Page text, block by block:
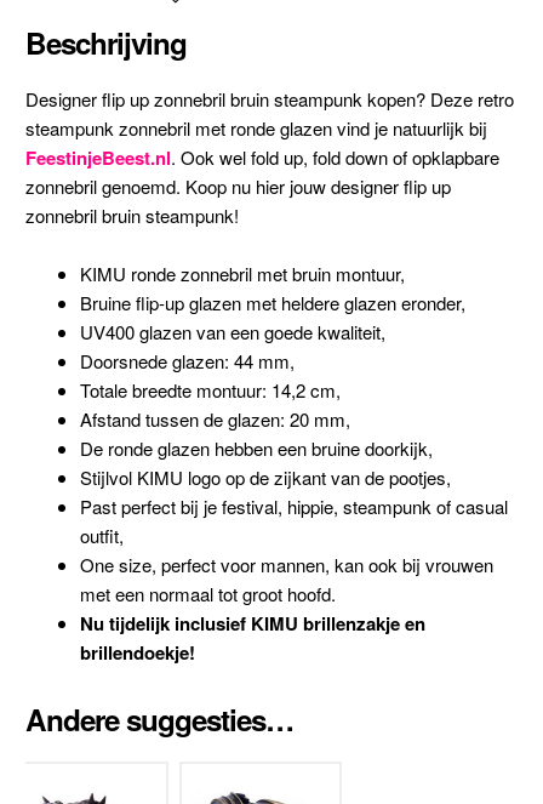
Beschrijving
Designer flip up zonnebril bruin steampunk kopen? Deze retro
steampunk zonnebril met ronde glazen vind je natuurlijk bij
FeestinjeBeest.nl. Ook wel fold up, fold down of opklapbare
zonnebril genoemd. Koop nu hier jouw designer flip up
zonnebril bruin steampunk!
KIMU ronde zonnebril met bruin montuur,
Bruine flip-up glazen met heldere glazen eronder,
UV400 glazen van een goede kwaliteit,
Doorsnede glazen: 44 mm,
Totale breedte montuur: 14,2 cm,
Afstand tussen de glazen: 20 mm,
De ronde glazen hebben een bruine doorkijk,
Stijlvol KIMU logo op de zijkant van de pootjes,
Past perfect bij je festival, hippie, steampunk of casual
outfit,
One size, perfect voor mannen, kan ook bij vrouwen
met een normaal tot groot hoofd.
Nu tijdelijk inclusief KIMU brillenzakje en
brillendoekje!
Andere suggesties…